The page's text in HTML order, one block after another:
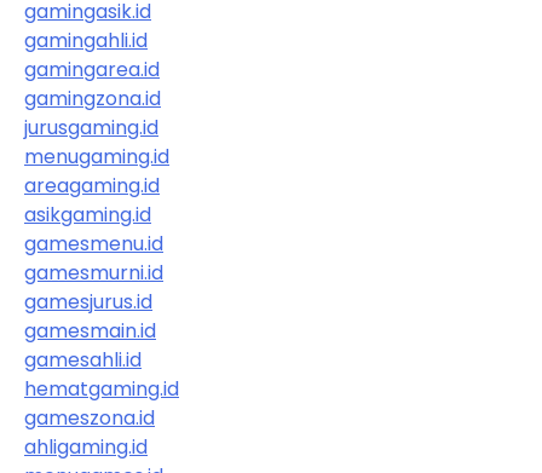
gamingasik.id
gamingahli.id
gamingarea.id
gamingzona.id
jurusgaming.id
menugaming.id
areagaming.id
asikgaming.id
gamesmenu.id
gamesmurni.id
gamesjurus.id
gamesmain.id
gamesahli.id
hematgaming.id
gameszona.id
ahligaming.id